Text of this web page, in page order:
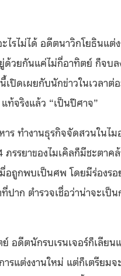
ไรไม่ได้ อดีตนาวิกโยธินแต่
วยกันแค่ไม่กี่อาทิตย์ ก็จบล
ปิดเผยกับนักข่าวในเวลาต่
ท้จริงแล้ว “เป็นปีศาจ”
ร ทำงานธุรกิจจัดสวนในไม
ภรรยาของไมเคิลก็มีชะตาค
อถูกพบเป็นศพ โดยมีร่องรอ
ปาก ตำรวจเชื่อว่าน่าจะเป็น
อดีตนักรบเรนเจอร์ก็เลียน
รแต่งงานใหม่ แต่ก็เตรียมจ